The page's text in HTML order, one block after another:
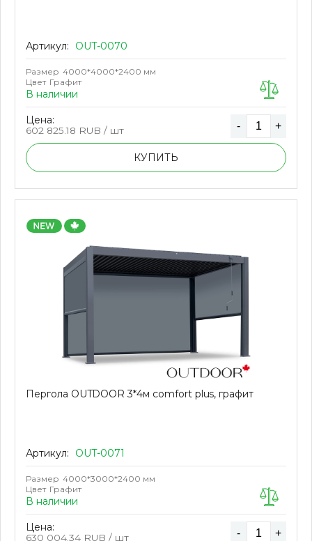
Артикул: OUT-0070
Размер 4000*4000*2400 мм
Цвет Графит
В наличии
Цена:
602 825.18 RUB / шт - +
КУПИТЬ
Пергола OUTDOOR 3*4м сomfort plus, графит
Артикул: OUT-0071
Размер 4000*3000*2400 мм
Цвет Графит
В наличии
Цена:
630 004.34 RUB / шт - +